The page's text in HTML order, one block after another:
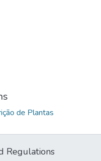
de Plantas
Regulations